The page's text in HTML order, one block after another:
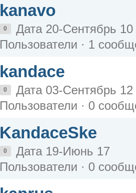
kanavo
0
Дата 20-Сентябрь 10
Пользователи · 1
kandace
0
Дата 03-Сентябрь 12
Пользователи · 0
KandaceSke
0
Дата 19-Июнь 17
Пользователи · 0